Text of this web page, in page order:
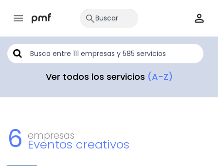
Ver todos los servicios (A-Z)
6 empresas
Eventos creativos